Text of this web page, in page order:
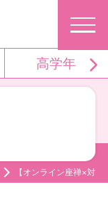
高学年
【オンライン座禅×対